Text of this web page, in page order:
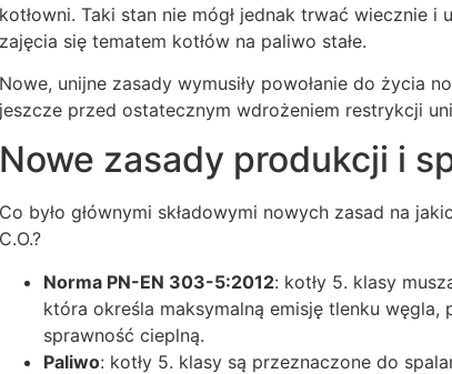
kotłowni. Taki stan nie mógł jednak trwać wiecznie
zajęcia się tematem kotłów na paliwo stałe.
Nowe, unijne zasady wymusiły powołanie do życia
jeszcze przed ostatecznym wdrożeniem restrykcji
Nowe zasady produkcji i
Co było głównymi składowymi nowych zasad na
C.O.?
Norma PN-EN 303-5:2012: kotły 5. klasy
która określa maksymalną emisję tlenku węgla,
sprawność cieplną.
Paliwo: kotły 5. klasy są przeznaczone do